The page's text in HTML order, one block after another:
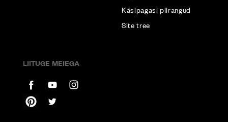
Käsipagasi piirangud
Site tree
LIITUGE MEIEGA